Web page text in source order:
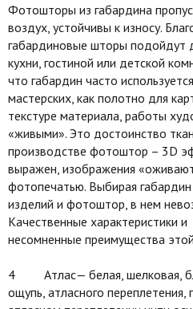
Фотошторы из габардина
воздух, устойчивы к износу.
габардиновые шторы подойдут
кухни, гостиной или детской
что габардин часто
мастерских, как полотно для
текстуре материала, работы
«живыми». Это достоинство
производстве фотоштор – 3D
выражен, изображения
фотопечатью. Выбирая
изделий и фотоштор, в нем
Качественные характеристики
несомненные преимущества
4 Атлас— белая, шелковая,
ощупь, атласного